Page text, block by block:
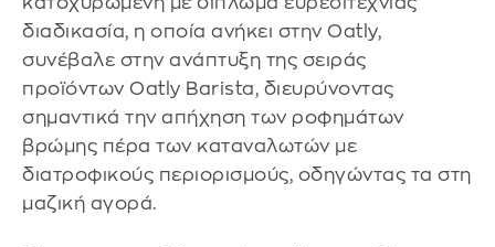
διαδικασία, η οποία ανήκει στην Oatly,
συνέβαλε στην ανάπτυξη της σειράς
προϊόντων Oatly Barista, διευρύνοντας
σημαντικά την απήχηση των ροφημάτων
βρώμης πέρα των καταναλωτών με
διατροφικούς περιορισμούς, οδηγώντας τα στη
μαζική αγορά.